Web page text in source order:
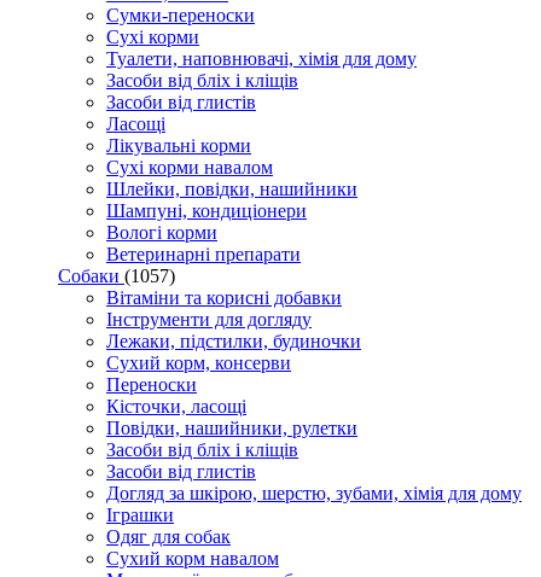
Сумки-переноски
Сухі корми
Туалети, наповнювачі, хімія для дому
Засоби від бліх і кліщів
Засоби від глистів
Ласощі
Лікувальні корми
Сухі корми навалом
Шлейки, повідки, нашийники
Шампуні, кондиціонери
Вологі корми
Ветеринарні препарати
Собаки (1057)
Вітаміни та корисні добавки
Інструменти для догляду
Лежаки, підстилки, будиночки
Сухий корм, консерви
Переноски
Кісточки, ласощі
Повідки, нашийники, рулетки
Засоби від бліх і кліщів
Засоби від глистів
Догляд за шкірою, шерстю, зубами, хімія для дому
Іграшки
Одяг для собак
Сухий корм навалом